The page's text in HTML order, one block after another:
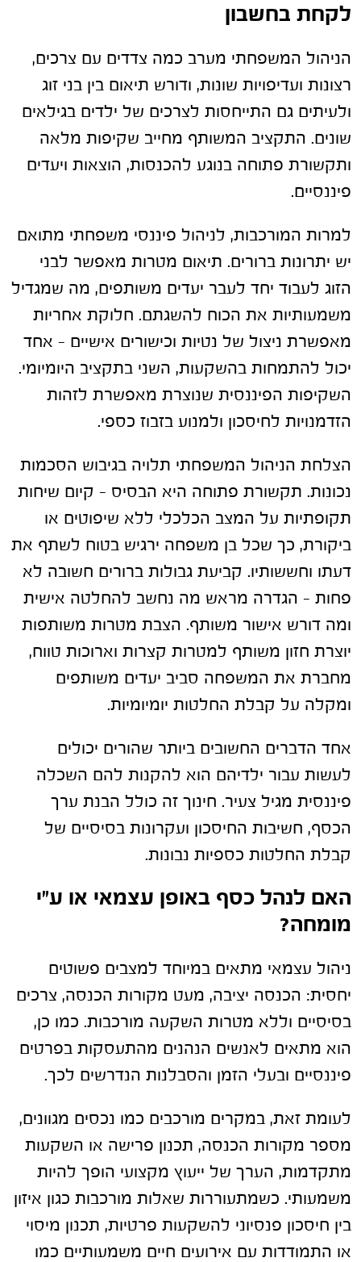
לקחת בחשבון
הניהול המשפחתי מערב כמה צדדים עם צרכים,
רצונות ועדיפויות שונות, ודורש תיאום בין בני זוג
ולעיתים גם התייחסות לצרכים של ילדים בגילאים
שונים. התקציב המשותף מחייב שקיפות מלאה
ותקשורת פתוחה בנוגע להכנסות, הוצאות ויעדים
פיננסיים.
למרות המורכבות, לניהול פיננסי משפחתי מתואם
יש יתרונות ברורים. תיאום מטרות מאפשר לבני
הזוג לעבוד יחד לעבר יעדים משותפים, מה שמגדיל
משמעותיות את הכוח להשגתם. חלוקת אחריות
מאפשרת ניצול של נטיות וכישורים אישיים – אחד
יכול להתמחות בהשקעות, השני בתקציב היומיומי.
השקיפות הפיננסית שנוצרת מאפשרת לזהות
הזדמנויות לחיסכון ולמנוע בזבוז כספי.
הצלחת הניהול המשפחתי תלויה בגיבוש הסכמות
נכונות. תקשורת פתוחה היא הבסיס – קיום שיחות
תקופתיות על המצב הכלכלי ללא שיפוטים או
ביקורת, כך שכל בן משפחה ירגיש בטוח לשתף את
דעתו וחששותיו. קביעת גבולות ברורים חשובה לא
פחות – הגדרה מראש מה נחשב להחלטה אישית
ומה דורש אישור משותף. הצבת מטרות משותפות
יוצרת חזון משותף למטרות קצרות וארוכות טווח,
מחברת את המשפחה סביב יעדים משותפים
ומקלה על קבלת החלטות יומיומיות.
אחד הדברים החשובים ביותר שהורים יכולים
לעשות עבור ילדיהם הוא להקנות להם השכלה
פיננסית מגיל צעיר. חינוך זה כולל הבנת ערך
הכסף, חשיבות החיסכון ועקרונות בסיסיים של
קבלת החלטות כספיות נבונות.
האם לנהל כסף באופן עצמאי או ע"י
מומחה?
ניהול עצמאי מתאים במיוחד למצבים פשוטים
יחסית: הכנסה יציבה, מעט מקורות הכנסה, צרכים
בסיסיים וללא מטרות השקעה מורכבות. כמו כן,
הוא מתאים לאנשים הנהנים מהתעסקות בפרטים
פיננסיים ובעלי הזמן והסבלנות הנדרשים לכך.
לעומת זאת, במקרים מורכבים כמו נכסים מגוונים,
מספר מקורות הכנסה, תכנון פרישה או השקעות
מתקדמות, הערך של ייעוץ מקצועי הופך להיות
משמעותי. כשמתעוררות שאלות מורכבות כגון איזון
בין חיסכון פנסיוני להשקעות פרטיות, תכנון מיסוי
או התמודדות עם אירועים חיים משמעותיים כמו